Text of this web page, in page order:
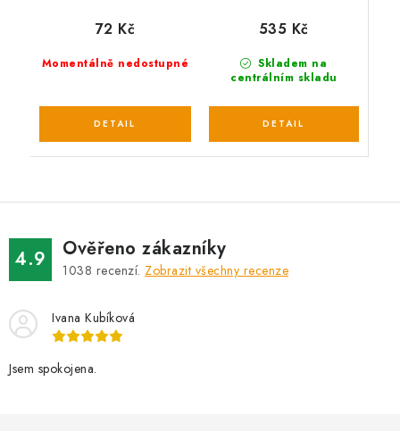
Momentálně nedostupné
72 Kč
Skladem na
centrálním skladu
535 Kč
4.9 Ověřeno zákazníky
1038 recenzí. Zobrazit všechny recenze
Ivana Kubíková
Jsem spokojena.